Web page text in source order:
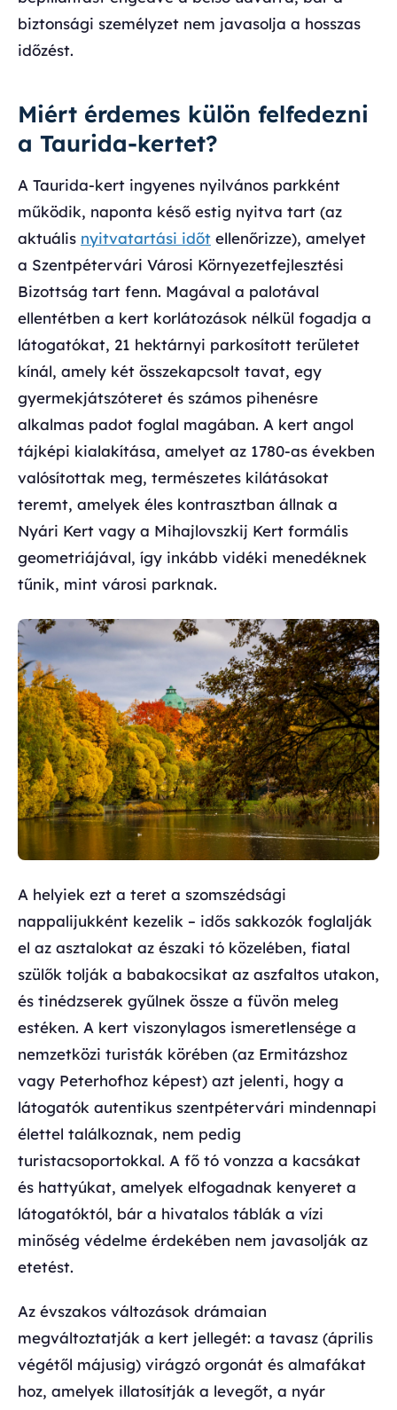
biztonsági személyzet nem javasolja a hosszas
időzést.
Miért érdemes külön felfedezni
a Taurida-kertet?
A Taurida-kert ingyenes nyilvános parkként
működik, naponta késő estig nyitva tart (az
aktuális nyitvatartási időt ellenőrizze), amelyet
a Szentpétervári Városi Környezetfejlesztési
Bizottság tart fenn. Magával a palotával
ellentétben a kert korlátozások nélkül fogadja a
látogatókat, 21 hektárnyi parkosított területet
kínál, amely két összekapcsolt tavat, egy
gyermekjátszóteret és számos pihenésre
alkalmas padot foglal magában. A kert angol
tájképi kialakítása, amelyet az 1780-as években
valósítottak meg, természetes kilátásokat
teremt, amelyek éles kontrasztban állnak a
Nyári Kert vagy a Mihajlovszkij Kert formális
geometriájával, így inkább vidéki menedéknek
tűnik, mint városi parknak.
A helyiek ezt a teret a szomszédsági
nappalijukként kezelik – idős sakkozók foglalják
el az asztalokat az északi tó közelében, fiatal
szülők tolják a babakocsikat az aszfaltos utakon,
és tinédzserek gyűlnek össze a füvön meleg
estéken. A kert viszonylagos ismeretlensége a
nemzetközi turisták körében (az Ermitázshoz
vagy Peterhofhoz képest) azt jelenti, hogy a
látogatók autentikus szentpétervári mindennapi
élettel találkoznak, nem pedig
turistacsoportokkal. A fő tó vonzza a kacsákat
és hattyúkat, amelyek elfogadnak kenyeret a
látogatóktól, bár a hivatalos táblák a vízi
minőség védelme érdekében nem javasolják az
etetést.
Az évszakos változások drámaian
megváltoztatják a kert jellegét: a tavasz (április
végétől májusig) virágzó orgonát és almafákat
hoz, amelyek illatosítják a levegőt, a nyár